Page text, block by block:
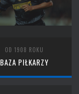
OD 1908 ROKU
BAZA PIŁKARZY